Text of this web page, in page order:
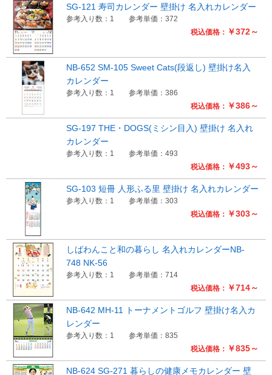
税込価格： ￥372～
SG-121 寿司カレンダー 壁掛け 名入れカレンダー
参考入り数：1 参考単価：372
税込価格： ￥386～
NB-652 SM-105 Sweet Cats(段返し) 壁掛け名入
カレンダー
参考入り数：1 参考単価：386
税込価格： ￥493～
SG-197 THE・DOGS(ミシン目入) 壁掛け 名入れ
カレンダー
参考入り数：1 参考単価：493
税込価格： ￥303～
SG-103 短冊 人形ふる里 壁掛け 名入れカレンダー
参考入り数：1 参考単価：303
税込価格： ￥714～
しばわんこと和の暮らし 名入れカレンダーNB-
748 NK-56
参考入り数：1 参考単価：714
税込価格： ￥835～
NB-642 MH-11 トーナメントゴルフ 壁掛け名入カ
レンダー
参考入り数：1 参考単価：835
NB-624 SG-271 暮らしの健康メモカレンダー 壁